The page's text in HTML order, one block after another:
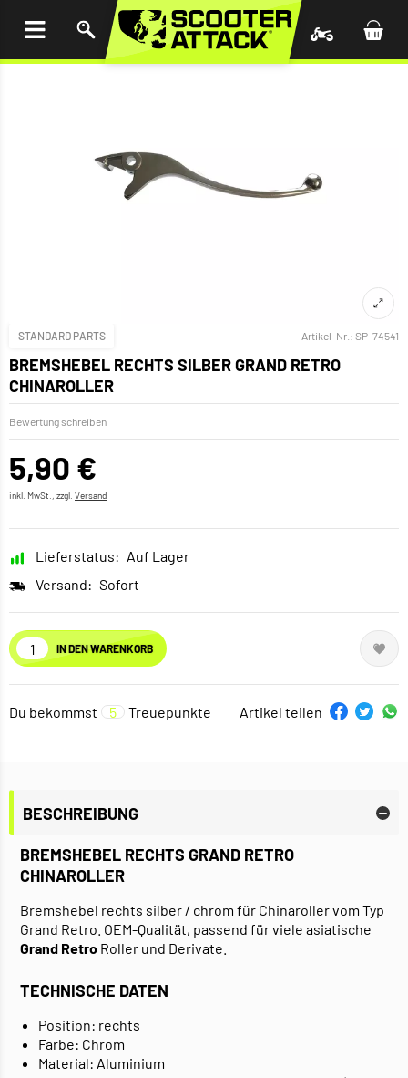
STANDARD PARTS Artikel-Nr.: SP-74541
BREMSHEBEL RECHTS SILBER GRAND RETRO
CHINAROLLER
Bewertung schreiben
5,90 €
inkl. MwSt., zzgl. Versand
Lieferstatus: Auf Lager
Versand: Sofort
IN DEN WARENKORB
Du bekommst 5 Treuepunkte Artikel teilen
BESCHREIBUNG
BREMSHEBEL RECHTS GRAND RETRO
CHINAROLLER
Bremshebel rechts silber / chrom für Chinaroller vom Typ
Grand Retro. OEM-Qualität, passend für viele asiatische
Grand Retro Roller und Derivate.
TECHNISCHE DATEN
Position: rechts
Farbe: Chrom
Material: Aluminium